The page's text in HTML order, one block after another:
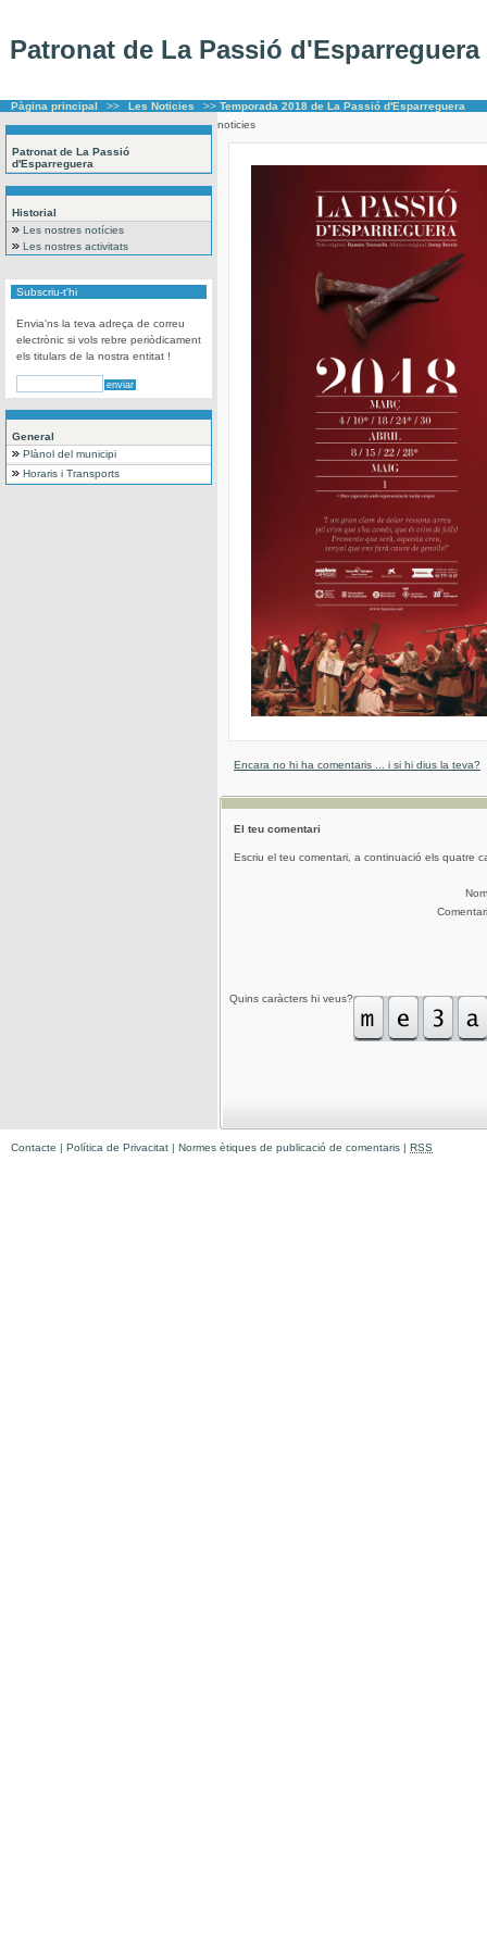
Patronat de La Passió d'Esparreguera
Pàgina principal >> Les Noticies >> Temporada 2018 de La Passió d'Esparreguera
Patronat de La Passió
d'Esparreguera
Historial
Les nostres notícies
Les nostres activitats
Subscriu-t'hi
Envia'ns la teva adreça de correu
electrònic si vols rebre periòdicament
els titulars de la nostra entitat !
General
Plànol del municipi
Horaris i Transports
noticies
Encara no hi ha comentaris ... i si hi dius la teva?
El teu comentari
Escriu el teu comentari, a continuació els quatre
Nom
Comentari
Quins caràcters hi veus?
Contacte | Política de Privacitat | Normes ètiques de publicació de comentaris | RSS